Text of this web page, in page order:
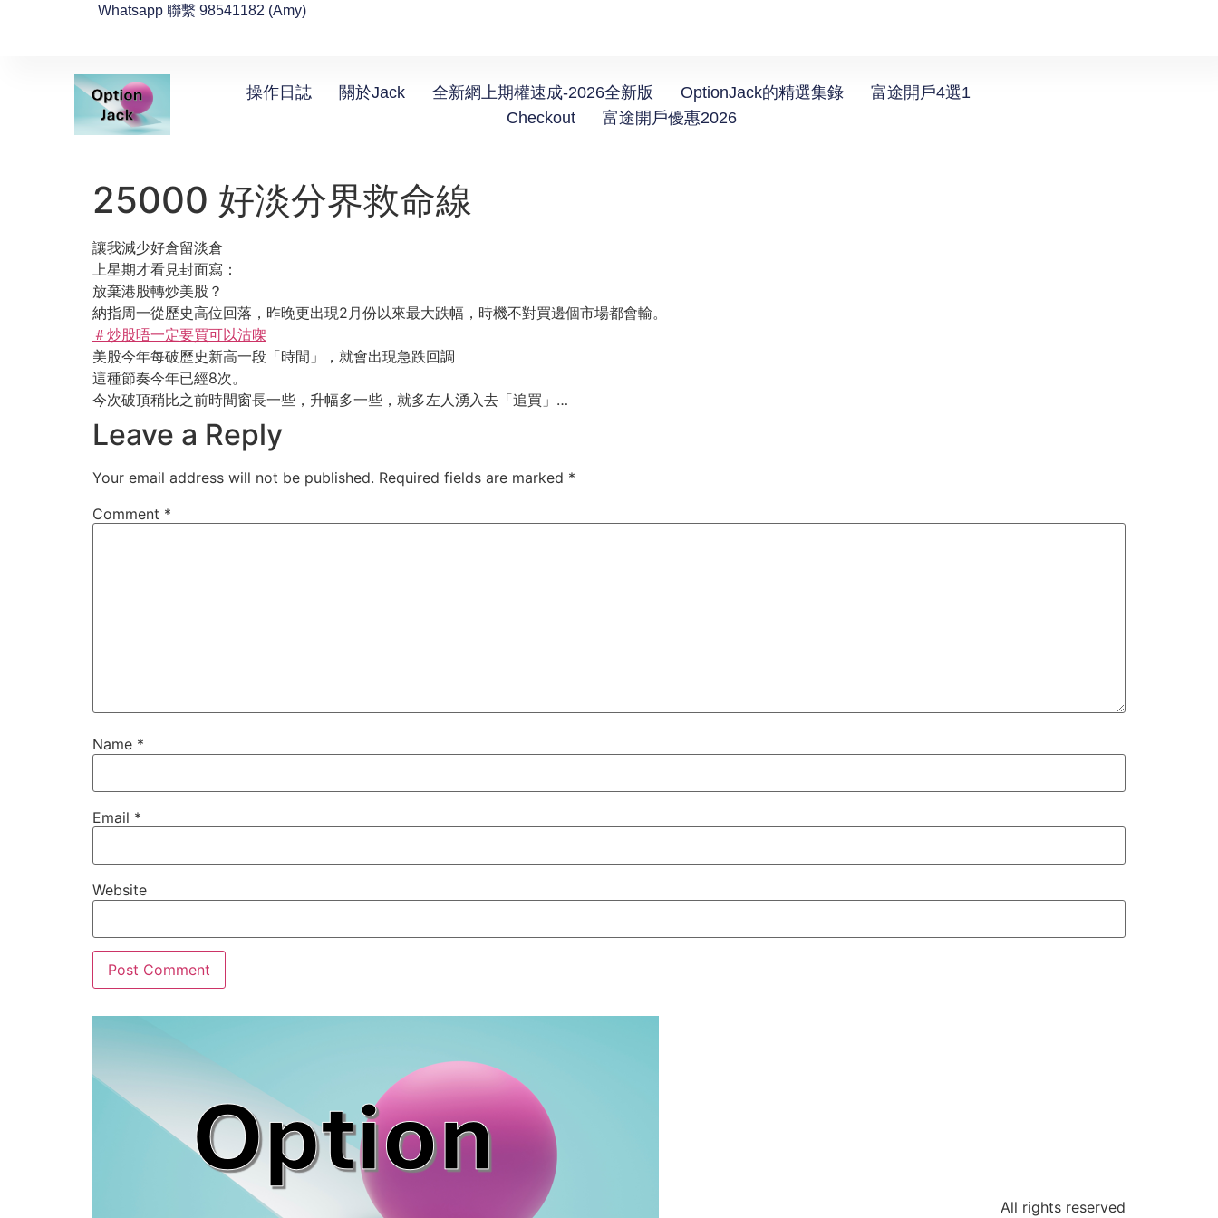
Whatsapp 聯繫 98541182 (Amy)
操作日誌 關於Jack 全新網上期權速成-2026全新版 OptionJack的精選集錄
富途開戶4選1
Checkout
富途開戶優惠2026
25000 好淡分界救命線
讓我減少好倉留淡倉
上星期才看見封面寫：
放棄港股轉炒美股？
納指周一從歷史高位回落，昨晚更出現2月份以來最大跌幅，時機不對買邊個市場都會輸。
＃炒股唔一定要買可以沽㗎
美股今年每破歷史新高一段「時間」，就會出現急跌回調
這種節奏今年已經8次。
今次破頂稍比之前時間窗長一些，升幅多一些，就多左人湧入去「追買」…
Leave a Reply
Your email address will not be published. Required fields are marked *
Comment *
Name *
Email *
Website
All rights reserved